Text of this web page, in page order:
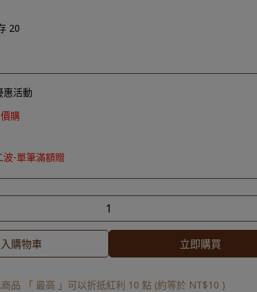
20
惠活動
購
波-單筆滿額贈
購物車 立即購買
商品 「 最高 」可以折抵紅利 10 點 (約等於 NT$10 )